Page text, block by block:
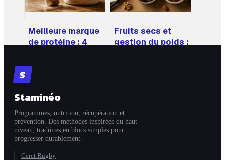
Meilleure marque
de protéine : 4
sélection pour
éviter les additifs
cachés
Fruits secs et
gestion du poids :
S
Staminéo
Programmes, nutrition, récupération et
prévention. Des méthodes inspirées du haut
niveau, traduites en blocs simples pour
progresser durablement.
Ceret Rugby